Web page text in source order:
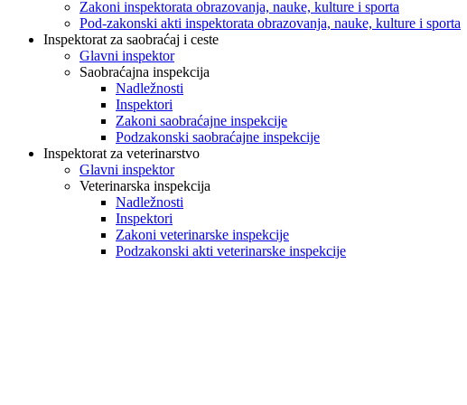
Zakoni inspektorata obrazovanja, nauke, kulture i sporta
Pod-zakonski akti inspektorata obrazovanja, nauke, kulture i sporta
Inspektorat za saobraćaj i ceste
Glavni inspektor
Saobraćajna inspekcija
Nadležnosti
Inspektori
Zakoni saobraćajne inspekcije
Podzakonski saobraćajne inspekcije
Inspektorat za veterinarstvo
Glavni inspektor
Veterinarska inspekcija
Nadležnosti
Inspektori
Zakoni veterinarske inspekcije
Podzakonski akti veterinarske inspekcije